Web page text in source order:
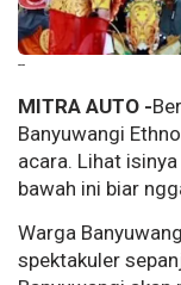
--
MITRA AUTO -
Banyuwangi
acara. Lihat
bawah ini biar
Warga
spektakuler